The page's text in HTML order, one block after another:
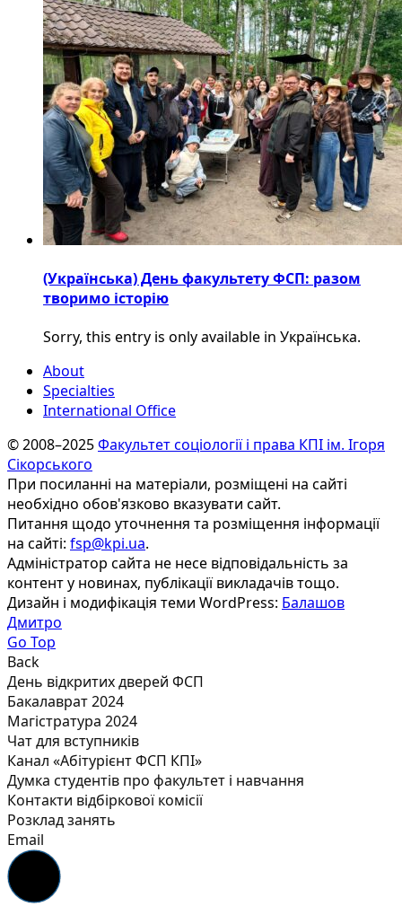
(Українська) День факультету ФСП: разом
творимо історію
Sorry, this entry is only available in Українська.
About
Specialties
International Office
© 2008–2025Факультет соціології і права КПІ ім. Ігоря
Сікорського
При посиланні на матеріали, розміщені на сайті
необхідно обов'язково вказувати сайт.
Питання щодо уточнення та розміщення інформації
на сайті: fsp@kpi.ua.
Адміністратор сайта не несе відповідальність за
контент у новинах, публікації викладачів тощо.
Дизайн і модифікація теми WordPress: Балашов
Дмитро
Go Top
Back
День відкритих дверей ФСП
Бакалаврат 2024
Магістратура 2024
Чат для вступників
Канал «Абітурієнт ФСП КПІ»
Думка студентів про факультет і навчання
Контакти відбіркової комісії
Розклад занять
Email